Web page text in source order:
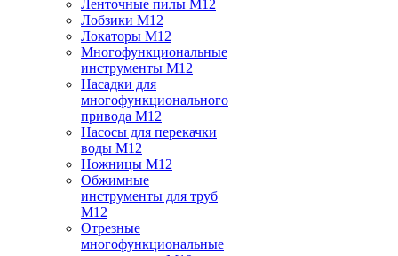
Ленточные пилы M12
Лобзики M12
Локаторы M12
Многофункциональные
инструменты M12
Насадки для
многофункционального
привода M12
Насосы для перекачки
воды M12
Ножницы M12
Обжимные
инструменты для труб
M12
Отрезные
многофункциональные